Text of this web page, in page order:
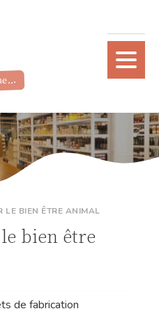
LE BIEN ÊTRE ANIMAL
bien être
de fabrication